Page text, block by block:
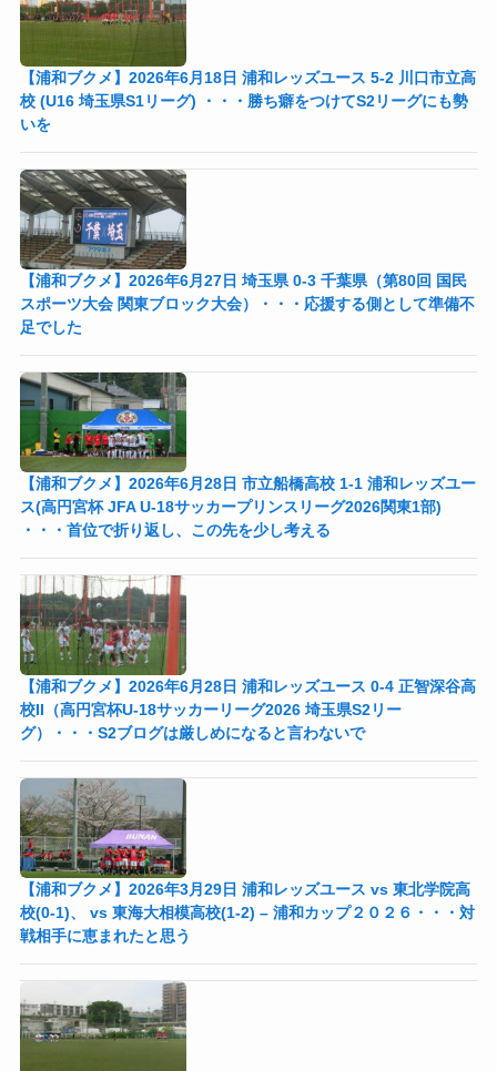
【浦和ブクメ】2026年6月18日 浦和レッズユース 5-2 川口市立高
校 (U16 埼玉県S1リーグ) ・・・勝ち癖をつけてS2リーグにも勢
いを
【浦和ブクメ】2026年6月27日 埼玉県 0-3 千葉県（第80回 国民
スポーツ大会 関東ブロック大会）・・・応援する側として準備不
足でした
【浦和ブクメ】2026年6月28日 市立船橋高校 1-1 浦和レッズユー
ス(高円宮杯 JFA U-18サッカープリンスリーグ2026関東1部)
・・・首位で折り返し、この先を少し考える
【浦和ブクメ】2026年6月28日 浦和レッズユース 0-4 正智深谷高
校II（高円宮杯U-18サッカーリーグ2026 埼玉県S2リー
グ）・・・S2ブログは厳しめになると言わないで
【浦和ブクメ】2026年3月29日 浦和レッズユース vs 東北学院高
校(0-1)、 vs 東海大相模高校(1-2) – 浦和カップ２０２６・・・対
戦相手に恵まれたと思う